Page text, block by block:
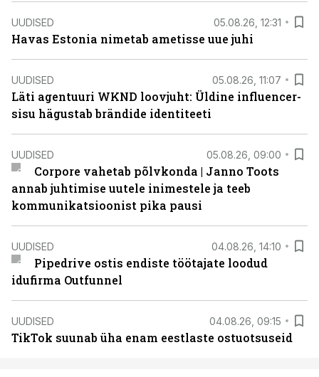
UUDISED 05.08.26, 12:31
Havas Estonia nimetab ametisse uue juhi
UUDISED 05.08.26, 11:07
Läti agentuuri WKND loovjuht: Üldine influencer-
sisu hägustab brändide identiteeti
UUDISED 05.08.26, 09:00
Corpore vahetab põlvkonda | Janno Toots
annab juhtimise uutele inimestele ja teeb
kommunikatsioonist pika pausi
UUDISED 04.08.26, 14:10
Pipedrive ostis endiste töötajate loodud
idufirma Outfunnel
UUDISED 04.08.26, 09:15
TikTok suunab üha enam eestlaste ostuotsuseid